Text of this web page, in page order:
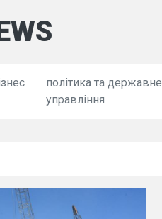
політика та державне
управління